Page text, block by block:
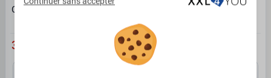
Chemise manche courte business blanche modèle WARREN
39.95 €